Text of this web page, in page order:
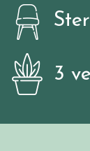
3